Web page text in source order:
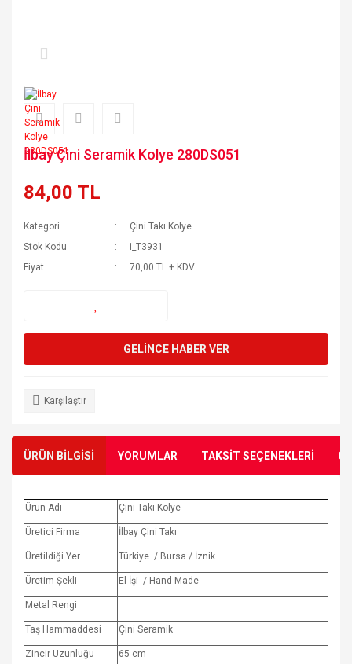
İlbay Çini Seramik Kolye 280DS051
84,00 TL
Kategori
Çini Takı Kolye
Stok Kodu
i_T3931
Fiyat
70,00 TL + KDV
GELİNCE HABER VER
Karşılaştır
ÜRÜN BİLGİSİ YORUMLAR TAKSİT SEÇENEKLERİ
Ürün Adı Çini Takı Kolye
Üretici Firma İlbay Çini Takı
Üretildiği Yer Türkiye / Bursa / İznik
Üretim Şekli El İşi / Hand Made
Metal Rengi
Taş Hammaddesi Çini Seramik
Zincir Uzunluğu 65 cm